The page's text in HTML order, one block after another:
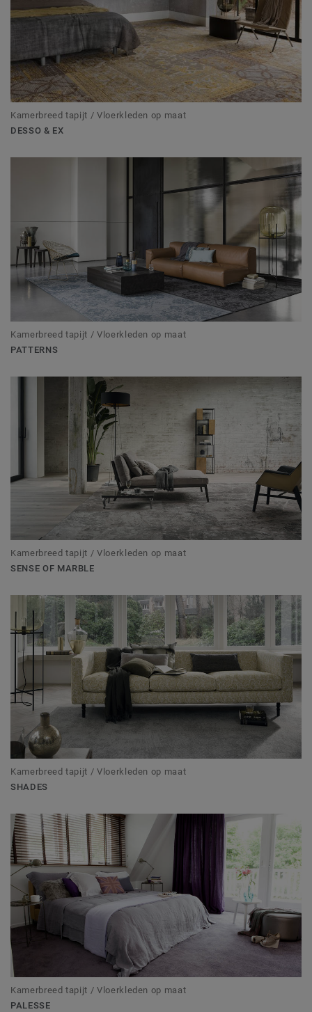
Kamerbreed tapijt / Vloerkleden op maat
DESSO & EX
Kamerbreed tapijt / Vloerkleden op maat
PATTERNS
Kamerbreed tapijt / Vloerkleden op maat
SENSE OF MARBLE
Kamerbreed tapijt / Vloerkleden op maat
SHADES
Kamerbreed tapijt / Vloerkleden op maat
PALESSE